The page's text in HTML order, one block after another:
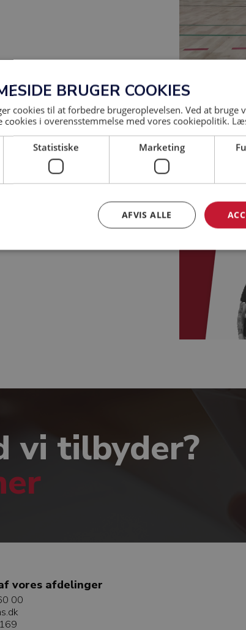
vi tilbyder?
vores afdelinger
00
BRUGER COOKIES
cookies til at forbedre brugeroplevelsen. Ved at bruge
cookies i overensstemmelse med vores cookiepolitik.
Statistiske Marketing
AFVIS ALLE